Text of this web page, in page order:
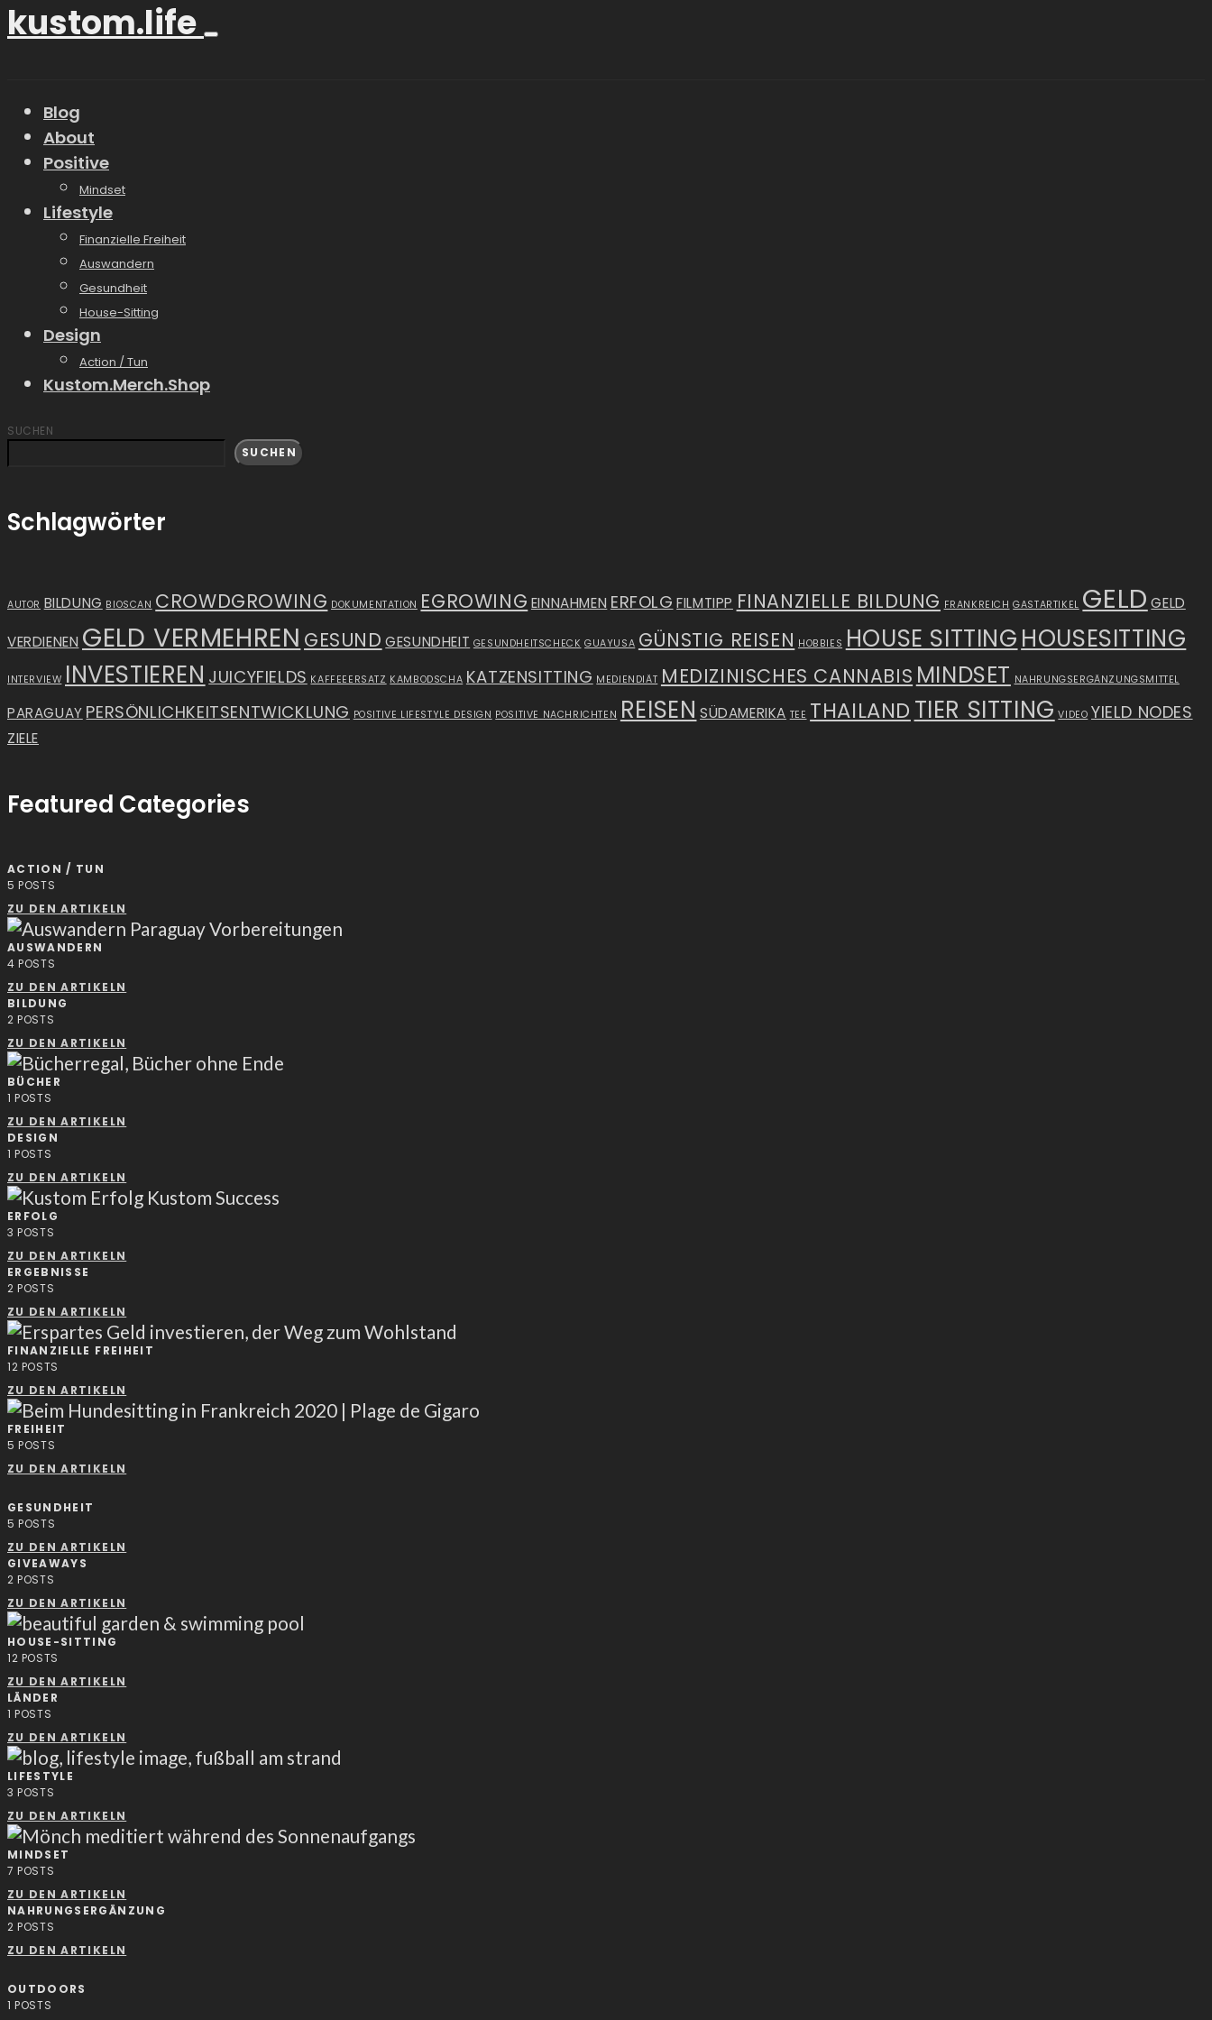
kustom.life
Blog
About
Positive
Mindset
Lifestyle
Finanzielle Freiheit
Auswandern
Gesundheit
House-Sitting
Design
Action / Tun
Kustom.Merch.Shop
SUCHEN
SUCHEN
Schlagwörter
AUTOR BILDUNG BIOSCAN CROWDGROWING DOKUMENTATION EGROWING EINNAHMEN ERFOLG FILMTIPP FINANZIELLE BILDUNG FRANKREICH GASTARTIKEL GELD GELD
VERDIENEN GELD VERMEHREN GESUND GESUNDHEIT GESUNDHEITSCHECK GUAYUSA GÜNSTIG REISEN HOBBIES HOUSE SITTINGHOUSESITTING
INTERVIEW INVESTIEREN JUICYFIELDS KAFFEEERSATZ KAMBODSCHA KATZENSITTING MEDIENDIÄT MEDIZINISCHES CANNABIS MINDSET NAHRUNGSERGÄNZUNGSMITTEL
PARAGUAY PERSÖNLICHKEITSENTWICKLUNG POSITIVE LIFESTYLE DESIGN POSITIVE NACHRICHTEN REISEN SÜDAMERIKA TEE THAILAND TIER SITTING VIDEO YIELD NODES
ZIELE
Featured Categories
ACTION / TUN
5 POSTS
ZU DEN ARTIKELN
AUSWANDERN
4 POSTS
ZU DEN ARTIKELN
BILDUNG
2 POSTS
ZU DEN ARTIKELN
BÜCHER
1 POSTS
ZU DEN ARTIKELN
DESIGN
1 POSTS
ZU DEN ARTIKELN
ERFOLG
3 POSTS
ZU DEN ARTIKELN
ERGEBNISSE
2 POSTS
ZU DEN ARTIKELN
FINANZIELLE FREIHEIT
12 POSTS
ZU DEN ARTIKELN
FREIHEIT
5 POSTS
ZU DEN ARTIKELN
GESUNDHEIT
5 POSTS
ZU DEN ARTIKELN
GIVEAWAYS
2 POSTS
ZU DEN ARTIKELN
HOUSE-SITTING
12 POSTS
ZU DEN ARTIKELN
LÄNDER
1 POSTS
ZU DEN ARTIKELN
LIFESTYLE
3 POSTS
ZU DEN ARTIKELN
MINDSET
7 POSTS
ZU DEN ARTIKELN
NAHRUNGSERGÄNZUNG
2 POSTS
ZU DEN ARTIKELN
OUTDOORS
1 POSTS